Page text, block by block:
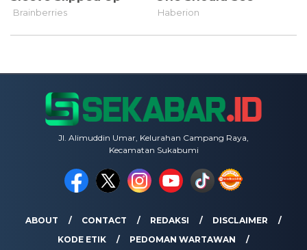
Jl. Alimuddin Umar, Kelurahan Campang Raya,
Kecamatan Sukabumi
ABOUT CONTACT REDAKSI
DISCLAIMER
KODE ETIK
PEDOMAN WARTAWAN